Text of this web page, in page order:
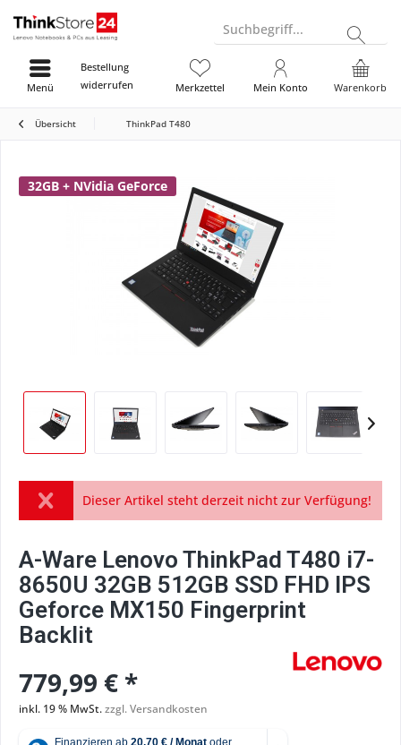
Suchbegriff...
Bestellung
widerrufen
Warenkorb
Merkzettel Mein Konto
Menü
Übersicht ThinkPad T480
32GB + NVidia GeForce
Dieser Artikel steht derzeit nicht zur Verfügung!
A-Ware Lenovo ThinkPad T480 i7-
8650U 32GB 512GB SSD FHD IPS
Geforce MX150 Fingerprint
Backlit
779,99 € *
inkl. 19 % MwSt.zzgl. Versandkosten